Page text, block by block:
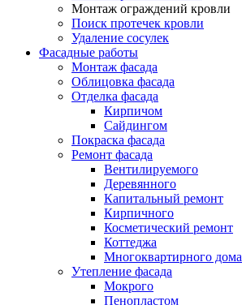
Монтаж ограждений кровли
Поиск протечек кровли
Удаление сосулек
Фасадные работы
Монтаж фасада
Облицовка фасада
Отделка фасада
Кирпичом
Сайдингом
Покраска фасада
Ремонт фасада
Вентилируемого
Деревянного
Капитальный ремонт
Кирпичного
Косметический ремонт
Коттеджа
Многоквартирного дома
Утепление фасада
Мокрого
Пенопластом